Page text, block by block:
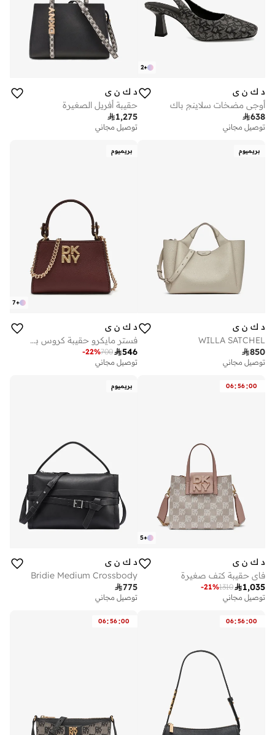
+
2
د ك ن ي
أوجي مضخات سلاينج باك
638
توصيل مجاني
د ك ن ي
حقيبة أفريل الصغيرة
1,275
توصيل مجاني
بريميوم
د ك ن ي
WILLA SATCHEL
850
توصيل مجاني
بريميوم
+
7
د ك ن ي
فستر مايكرو حقيبة كروس بودي بمقبض علوي
546
700
-22%
توصيل مجاني
06:56:00
+
5
د ك ن ي
فاي حقيبة كتف صغيرة
1,035
1310
-21%
توصيل مجاني
بريميوم
د ك ن ي
Bridie Medium Crossbody
775
توصيل مجاني
06:56:00
06:56:00